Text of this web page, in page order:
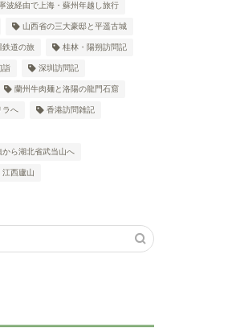
波経由で上海・蘇州年越し旅行
山西省の三大豪邸と平遥古城
鉄道の旅 桂林・陽朔訪問記
詣 深圳訪問記
蘭州牛肉麺と洛陽の龍門石窟
ラへ 香港訪問雑記
から湖北省武当山へ
江西廬山